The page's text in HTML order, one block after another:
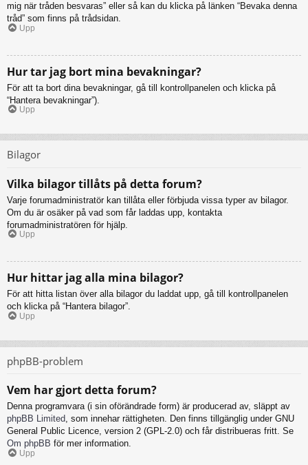
mig när tråden besvaras” eller så kan du klicka på länken “Bevaka denna
tråd” som finns på trådsidan.
Upp
Hur tar jag bort mina bevakningar?
För att ta bort dina bevakningar, gå till kontrollpanelen och klicka på
“Hantera bevakningar”).
Upp
Bilagor
Vilka bilagor tillåts på detta forum?
Varje forumadministratör kan tillåta eller förbjuda vissa typer av bilagor.
Om du är osäker på vad som får laddas upp, kontakta
forumadministratören för hjälp.
Upp
Hur hittar jag alla mina bilagor?
För att hitta listan över alla bilagor du laddat upp, gå till kontrollpanelen
och klicka på “Hantera bilagor”.
Upp
phpBB-problem
Vem har gjort detta forum?
Denna programvara (i sin oförändrade form) är producerad av, släppt av
phpBB Limited, som innehar rättigheten. Den finns tillgänglig under GNU
General Public Licence, version 2 (GPL-2.0) och får distribueras fritt. Se
Om phpBB för mer information.
Upp